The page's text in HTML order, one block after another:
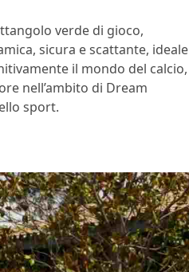
verde di gioco,
sicura e scattante, ideale
il mondo del calcio,
nell’ambito di Dream
sport.